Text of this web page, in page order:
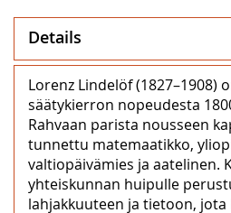
Details
Lorenz Lindelöf (1827–1908)
säätykierron nopeudesta
Rahvaan parista nousseen
tunnettu matemaatikko,
valtiopäivämies ja aatelinen.
yhteiskunnan huipulle
lahjakkuuteen ja tietoon,